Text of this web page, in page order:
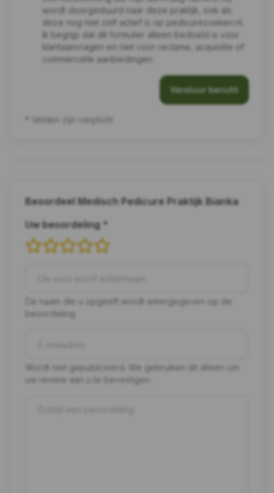
wordt doorgestuurd naar deze praktijk, ook als
deze nog niet zelf actief is op pedicurezoeken.nl.
Ik begrijp dat dit formulier alleen bedoeld is voor
klantaanvragen en niet voor reclame, acquisitie of
commerciële aanbiedingen.
Verstuur bericht
* Velden zijn verplicht
Beoordeel Medisch Pedicure Praktijk Bianka
Uw beoordeling *
De naam die u opgeeft wordt weergegeven op de
beoordeling.
Wordt niet gepubliceerd. We gebruiken dit alleen om
uw review aan u te bevestigen.